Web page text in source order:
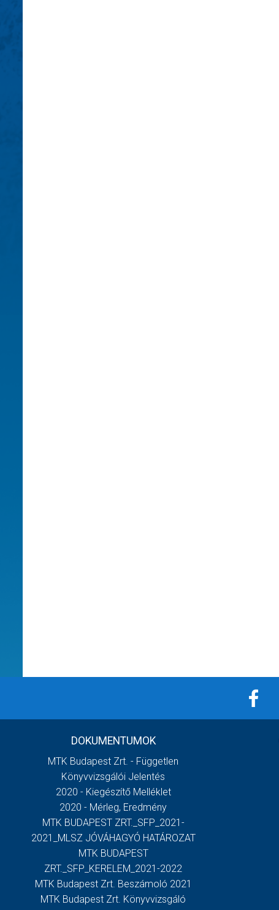
DOKUMENTUMOK
MTK Budapest Zrt. - Független
Könyvvizsgálói Jelentés
2020 - Kiegészítő Melléklet
2020 - Mérleg, Eredmény
MTK BUDAPEST ZRT._SFP_2021-
2021_MLSZ JÓVÁHAGYÓ HATÁROZAT
MTK BUDAPEST
ZRT._SFP_KERELEM_2021-2022
MTK Budapest Zrt. Beszámoló 2021
MTK Budapest Zrt. Könyvvizsgáló